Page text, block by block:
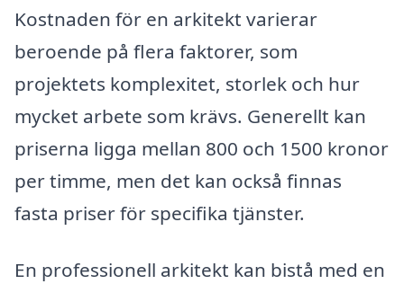
Kostnaden för en arkitekt varierar
beroende på flera faktorer, som
projektets komplexitet, storlek och hur
mycket arbete som krävs. Generellt kan
priserna ligga mellan 800 och 1500 kronor
per timme, men det kan också finnas
fasta priser för specifika tjänster.
En professionell arkitekt kan bistå med en